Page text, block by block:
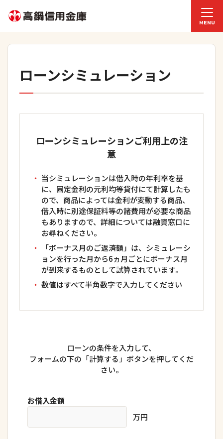
MENU
ローンシミュレーション
ローンシミュレーションご利用上の注
意
当シミュレーションは借入時の年利率を基
に、固定金利の元利均等貸付にて計算したも
ので、商品によっては金利が変動する商品、
借入時に別途保証料等の諸費用が必要な商品
もありますので、詳細については融資窓口に
お尋ねください。
「ボーナス月のご返済額」は、シミュレーシ
ョンを行った月から6ヵ月ごとにボーナス月
が到来するものとして試算されています。
数値はすべて半角数字で入力してください
ローンの条件を入力して、
フォームの下の「計算する」ボタンを押してくだ
さい。
お借入金額
万円